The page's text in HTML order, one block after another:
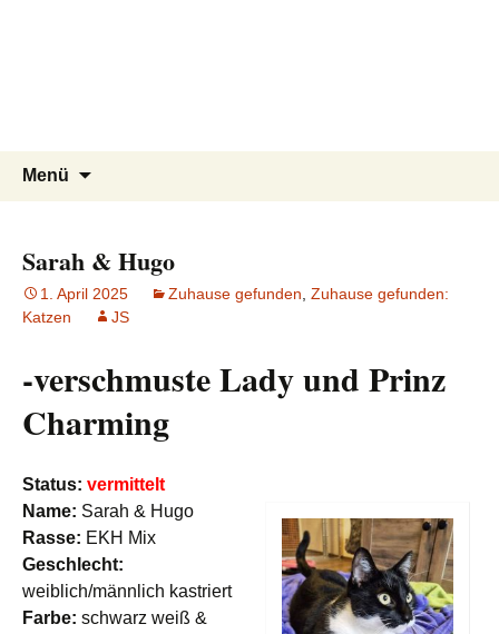
Tier Natur und Artenschutz
Siebengebirge e.V.
Tierschutzverein seit 1985 im
Siebengebirge – Orscheider
Menü
Sarah & Hugo
1. April 2025 Zuhause gefunden Zuhause gefunden:
Katzen
JS
-verschmuste Lady und Prinz
Charming
Status: vermittelt
Name: Sarah & Hugo
Rasse: EKH Mix
Geschlecht:
weiblich/männlich kastriert
Farbe: schwarz weiß &